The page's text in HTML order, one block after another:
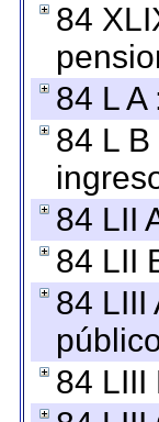
84
84 L A
84 L
84 LII
84 LII
84 LIII
84 LIII